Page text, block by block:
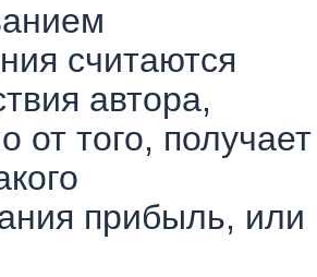
считаются
автора,
от того, получает
прибыль, или